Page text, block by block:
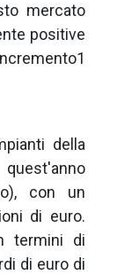
mercato
positive
della
con un
di euro.
termini di
di euro di